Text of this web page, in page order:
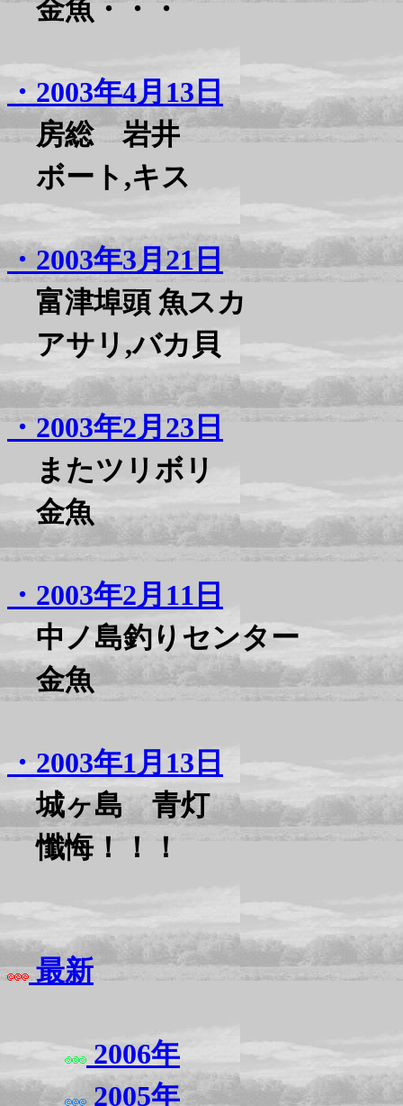
金魚・・・
・2003年4月13日
房総 岩井
ボート,キス
・2003年3月21日
富津埠頭 魚スカ
アサリ,バカ貝
・2003年2月23日
またツリボリ
金魚
・2003年2月11日
中ノ島釣りセンター
金魚
・2003年1月13日
城ヶ島 青灯
懺悔！！！
最新
2006年
2005年